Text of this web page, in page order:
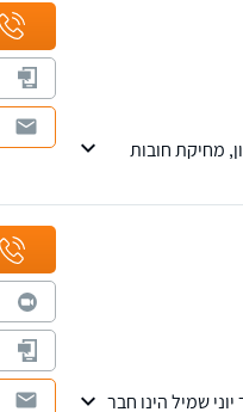
מחיקת חובות
שמיל הינו חבר